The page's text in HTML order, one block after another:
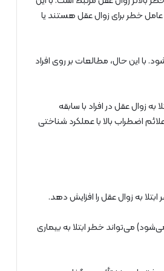
خطر برای زوال عقل هستند یا
با این حال، مطالعات بر روی افراد
زوال عقل در افراد با سابقه
اضطراب بالا با عملکرد شناختی
به زوال عقل را افزایش دهد.
می‌تواند خطر ابتلا به بیماری